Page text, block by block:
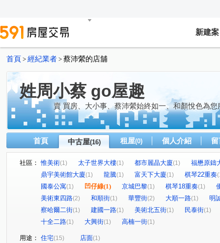
新建案
首頁 > 經紀業者 > 蔡沛縈的店舖
姓周小蔡 go屋趣
賣 買房、大小事、蔡沛縈始終如一、和顏悅色為您
首頁 中古屋(16) 租屋(0) 個人介紹
社區： 惟美術(1) 太子世界大樓(1) 都市麗晶大廈(1)
福懋原鑄
鼎宇美術館大廈(1) 龍騰(1) 富天下大廈(1) 棋琴22重奏
國泰公寓(1) 凹仔綠(1) 京城巴黎(1) 棋琴18重奏(1)
美術東四路(2) 和順街(1) 華豐街(2) 大順一路(1)
明
察哈爾二街(1) 建國一路(1) 美術北五街(1) 民泰街(1)
十全二路(1) 大興街(1) 高楠一街(1)
用途： 住宅(15) 店面(1)